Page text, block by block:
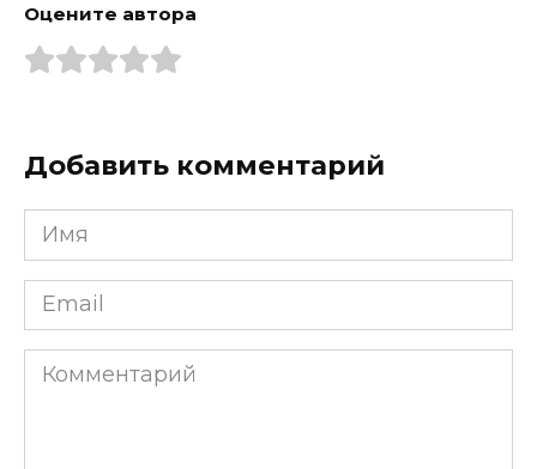
Оцените автора
Добавить комментарий
Имя
*
Email
*
Комментарий